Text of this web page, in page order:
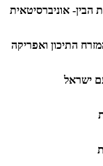
הבין- אוניברסיטאית
התיכון ואפריקה
ישראל